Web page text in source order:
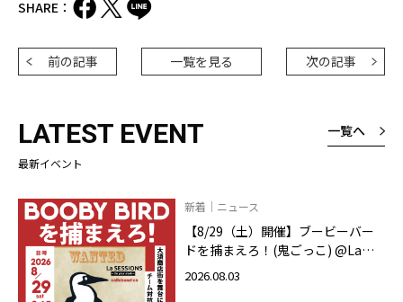
SHARE：
前の記事 一覧を見る 次の記事
LATEST EVENT
最新イベント
一覧へ
新着｜ニュース
【8/29（土）開催】ブービーバー
ドを捕まえろ！(鬼ごっこ) @La
SESSIONS On your mark
2026.08.03